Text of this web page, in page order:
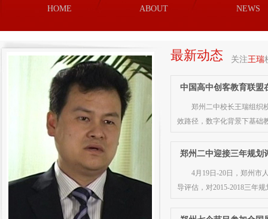
HOME ABOUT NEWS
最新动态 关注王瑞
中国高中创客教育联盟
郑州二中校长王瑞组织
效路径，数字化背景下基础
郑州二中迎接三年规划
4月19日-20日，郑州市
导评估，对2015-2018三年